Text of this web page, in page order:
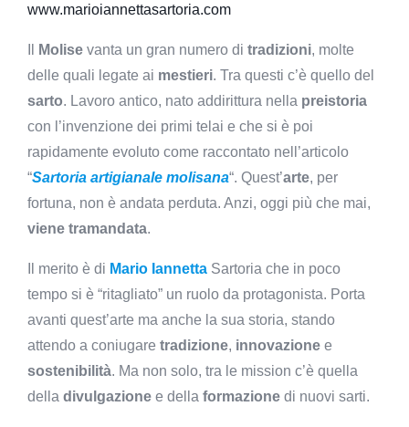
www.marioiannettasartoria.com
Molise vanta un gran numero di tradizioni, molte
delle quali legate ai mestieri. Tra questi c’è quello del
sarto. Lavoro antico, nato addirittura nella preistoria
con l’invenzione dei primi telai e che si è poi
rapidamente evoluto come raccontato nell’articolo
“Sartoria artigianale molisana“. Quest’arte, per
fortuna, non è andata perduta. Anzi, oggi più che mai,
viene tramandata.
Il merito è di Mario Iannetta Sartoria che in poco
tempo si è “ritagliato” un ruolo da protagonista. Porta
avanti quest’arte ma anche la sua storia, stando
attendo a coniugare tradizione, innovazione e
sostenibilità. Ma non solo, tra le mission c’è quella
della divulgazione e della formazione di nuovi sarti.